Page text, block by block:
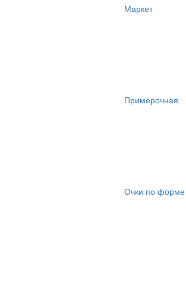
Маркет
Примерочная
Очки по форме